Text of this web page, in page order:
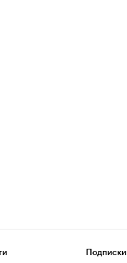
Подписки